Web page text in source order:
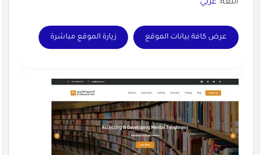
اللغة: عربي
عرض كافة بيانات الموقع زيارة الموقع مباشرة